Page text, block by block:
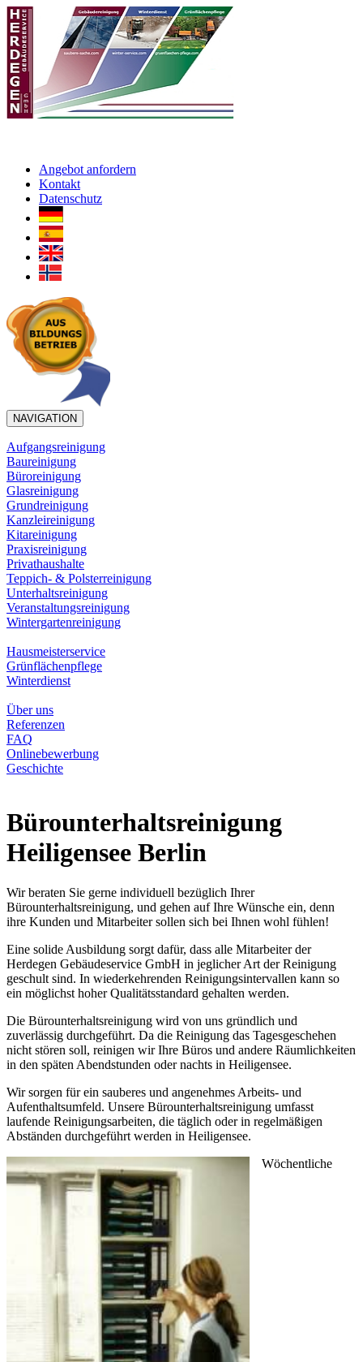
Angebot anfordern
Kontakt
Datenschutz
NAVIGATION
Aufgangsreinigung
Baureinigung
Büroreinigung
Glasreinigung
Grundreinigung
Kanzleireinigung
Kitareinigung
Praxisreinigung
Privathaushalte
Teppich- & Polsterreinigung
Unterhaltsreinigung
Veranstaltungsreinigung
Wintergartenreinigung
Hausmeisterservice
Grünflächenpflege
Winterdienst
Über uns
Referenzen
FAQ
Onlinebewerbung
Geschichte
Bürounterhaltsreinigung
Heiligensee Berlin
Wir beraten Sie gerne individuell bezüglich Ihrer
Bürounterhaltsreinigung, und gehen auf Ihre Wünsche ein, denn
ihre Kunden und Mitarbeiter sollen sich bei Ihnen wohl fühlen!
Eine solide Ausbildung sorgt dafür, dass alle Mitarbeiter der
Herdegen Gebäudeservice GmbH in jeglicher Art der Reinigung
geschult sind. In wiederkehrenden Reinigungsintervallen kann so
ein möglichst hoher Qualitätsstandard gehalten werden.
Die Bürounterhaltsreinigung wird von uns gründlich und
zuverlässig durchgeführt. Da die Reinigung das Tagesgeschehen
nicht stören soll, reinigen wir Ihre Büros und andere Räumlichkeiten
in den späten Abendstunden oder nachts in Heiligensee.
Wir sorgen für ein sauberes und angenehmes Arbeits- und
Aufenthaltsumfeld. Unsere Bürounterhaltsreinigung umfasst
laufende Reinigungsarbeiten, die täglich oder in regelmäßigen
Abständen durchgeführt werden in Heiligensee.
Wöchentliche